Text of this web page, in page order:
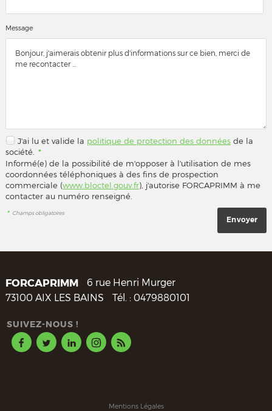
Message
J'ai lu et valide la politique de protection des donnéesde la
société.
*
Informé(e) de la possibilité de m'opposer à l'utilisation de mes
coordonnées téléphoniques à des fins de prospection
commerciale (www.bloctel.gouv.fr), j'autorise FORCAPRIMM à me
contacter au numéro renseigné.
* Champs obligatoires
FORCAPRIMM
6 rue Henri Murger
73100 AIX LES BAINS Tél. : 0479880101
SUIVEZ-NOUS !
Mentions Légales